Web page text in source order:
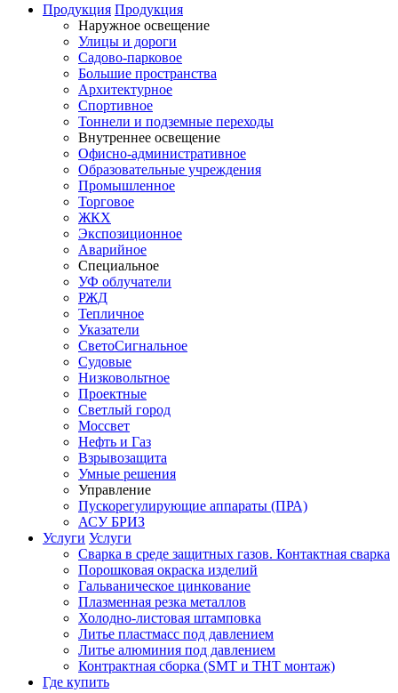
Продукция Продукция
Наружное освещение
Улицы и дороги
Садово-парковое
Большие пространства
Архитектурное
Спортивное
Тоннели и подземные переходы
Внутреннее освещение
Офисно-административное
Образовательные учреждения
Промышленное
Торговое
ЖКХ
Экспозиционное
Аварийное
Специальное
УФ облучатели
РЖД
Тепличное
Указатели
СветоСигнальное
Судовые
Низковольтное
Проектные
Светлый город
Моссвет
Нефть и Газ
Взрывозащита
Умные решения
Управление
Пускорегулирующие аппараты (ПРА)
АСУ БРИЗ
Услуги Услуги
Сварка в среде защитных газов. Контактная сварка
Порошковая окраска изделий
Гальваническое цинкование
Плазменная резка металлов
Холодно-листовая штамповка
Литье пластмасс под давлением
Литье алюминия под давлением
Контрактная сборка (SMT и THT монтаж)
Где купить